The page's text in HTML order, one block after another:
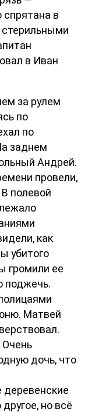
спрятана в
в Иван
за рулем
по
по
заднем
Андрей.
провели,
полевой
как
убитого
громили ее
поджечь.
Матвей
дочь, что
деревенские
но всё